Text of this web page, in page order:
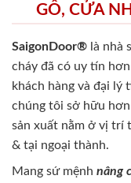
GỖ, CỬA
SaigonDoor® là nhà
cháy đã có uy tín
khách hàng và đại lý
chúng tôi sở hữu
sản xuất nằm ở vị trí
& tại ngoại thành.
Mang sứ mệnh nâng